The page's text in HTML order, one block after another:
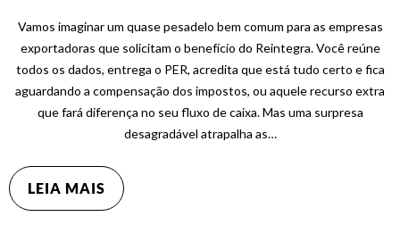
Vamos imaginar um quase pesadelo bem comum para as empresas
exportadoras que solicitam o benefício do Reintegra. Você reúne
todos os dados, entrega o PER, acredita que está tudo certo e fica
aguardando a compensação dos impostos, ou aquele recurso extra
que fará diferença no seu fluxo de caixa. Mas uma surpresa
desagradável atrapalha as…
LEIA MAIS